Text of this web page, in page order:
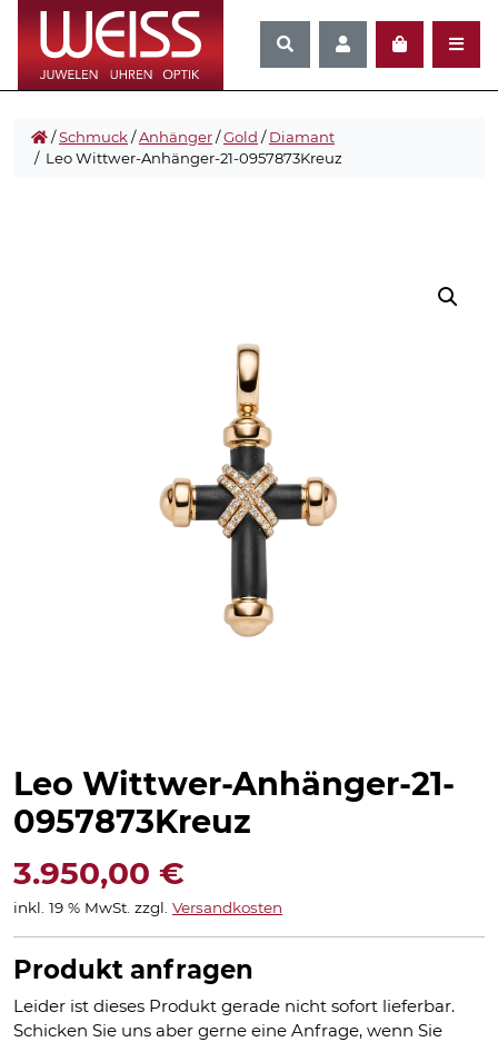
/Schmuck/Anhänger/Gold /Diamant
/ Leo Wittwer-Anhänger-21-0957873Kreuz
Leo Wittwer-Anhänger-21-
0957873Kreuz
3.950,00 €
inkl. 19 % MwSt. zzgl. Versandkosten
Produkt anfragen
Leider ist dieses Produkt gerade nicht sofort lieferbar.
Schicken Sie uns aber gerne eine Anfrage, wenn Sie